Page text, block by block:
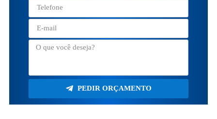
PEDIR ORÇAMENTO